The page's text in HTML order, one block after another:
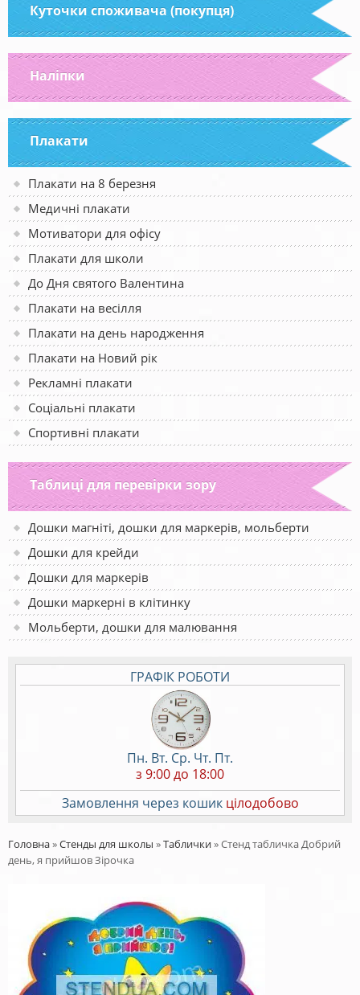
Куточки споживача (покупця)
Наліпки
Плакати
Плакати на 8 березня
Медичні плакати
Мотиватори для офісу
Плакати для школи
До Дня святого Валентина
Плакати на весілля
Плакати на день народження
Плакати на Новий рік
Рекламні плакати
Соціальні плакати
Спортивні плакати
Таблиці для перевірки зору
Дошки магніті, дошки для маркерів, мольберти
Дошки для крейди
Дошки для маркерів
Дошки маркерні в клітинку
Мольберти, дошки для малювання
ГРАФІК РОБОТИ
Пн. Вт. Ср. Чт. Пт.
з 9:00 до 18:00
Замовлення через кошик цілодобово
Головна»Стенды для школы »Таблички»Стенд табличка Добрий
день, я прийшов Зірочка